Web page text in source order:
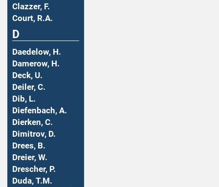
Clazzer, F.
Court, R.A.
D
Daedelow, H.
Damerow, H.
Deck, U.
Deiler, C.
Dib, L.
Diefenbach, A.
Dierken, C.
Dimitrov, D.
Drees, B.
Dreier, W.
Drescher, P.
Duda, T.M.